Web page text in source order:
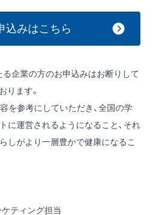
込みはこちら
企業の方のお申込みはお断りして
おります。
を参考にしていただき、全国の学
に運営されるようになること、それ
しがより一層豊かで健康になるこ
ティング担当